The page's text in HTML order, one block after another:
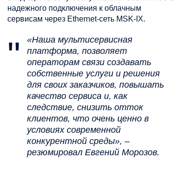
надежного подключения к облачным
сервисам через Ethernet-сеть MSK-IX.
«Наша мультисервисная
платформа, позволяет
операторам связи создавать
собственные услуги и решения
для своих заказчиков, повышать
качество сервиса и, как
следствие, снизить отток
клиентов, что очень ценно в
условиях современной
конкурентной среды», –
резюмировал Евгений Морозов.